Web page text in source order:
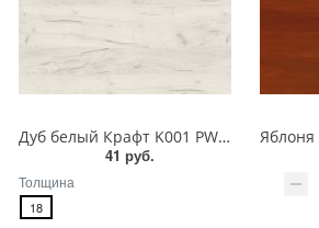
Дуб белый Крафт K001 PW Ultradecor ЛДСП 18 мм
41 руб.
Толщина
18